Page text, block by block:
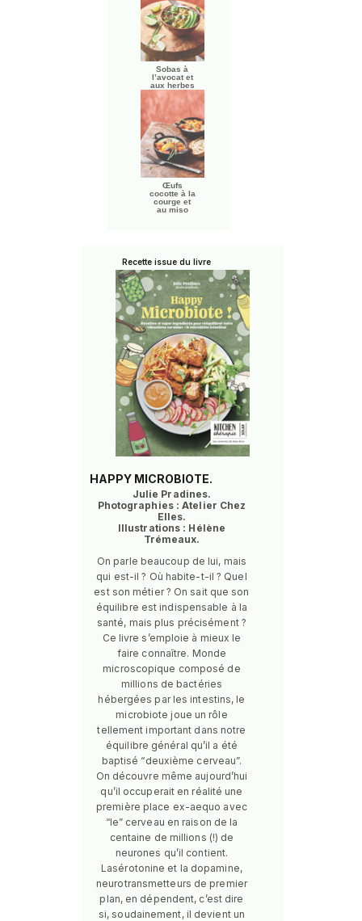
Sobas à
l’avocat et
aux herbes
Œufs
cocotte à la
courge et
au miso
Recette issue du livre
HAPPY MICROBIOTE.
Julie Pradines.
Photographies : Atelier Chez
Elles.
Illustrations : Hélène
Trémeaux.
On parle beaucoup de lui, mais
qui est-il ? Où habite-t-il ? Quel
est son métier ? On sait que son
équilibre est indispensable à la
santé, mais plus précisément ?
Ce livre s’emploie à mieux le
faire connaître. Monde
microscopique composé de
millions de bactéries
hébergées par les intestins, le
microbiote joue un rôle
tellement important dans notre
équilibre général qu’il a été
baptisé “deuxième cerveau”.
On découvre même aujourd’hui
qu’il occuperait en réalité une
première place ex-aequo avec
“le” cerveau en raison de la
centaine de millions (!) de
neurones qu’il contient.
Lasérotonine et la dopamine,
neurotransmetteurs de premier
plan, en dépendent, c’est dire
si, soudainement, il devient un